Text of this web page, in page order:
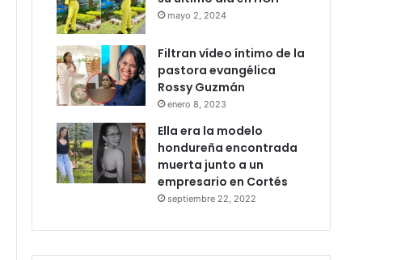
mayo 2, 2024
Filtran vídeo íntimo de la
pastora evangélica
Rossy Guzmán
enero 8, 2023
Ella era la modelo
hondureña encontrada
muerta junto a un
empresario en Cortés
septiembre 22, 2022